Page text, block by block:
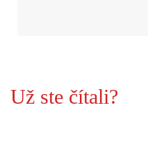
Už ste čítali?